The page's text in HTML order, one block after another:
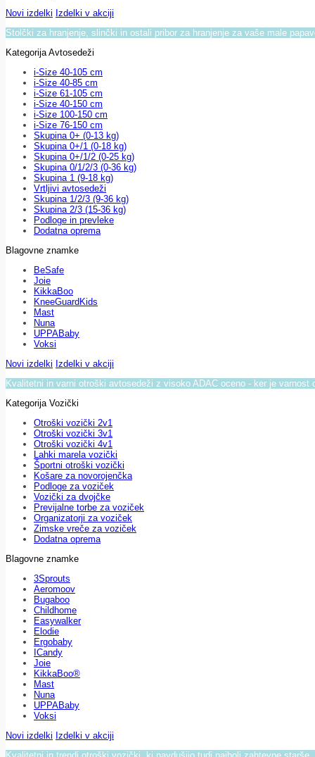
Novi izdelki Izdelki v akciji
Stolčki za hranjenje, slinčki in ostali pribor za hranjenje za vaše male
Kategorija Avtosedeži
i-Size 40-105 cm
i-Size 40-85 cm
i-Size 61-105 cm
i-Size 40-150 cm
i-Size 100-150 cm
i-Size 76-150 cm
Skupina 0+ (0-13 kg)
Skupina 0+/1 (0-18 kg)
Skupina 0+/1/2 (0-25 kg)
Skupina 0/1/2/3 (0-36 kg)
Skupina 1 (9-18 kg)
Vrtljivi avtosedeži
Skupina 1/2/3 (9-36 kg)
Skupina 2/3 (15-36 kg)
Podloge in prevleke
Dodatna oprema
Blagovne znamke
BeSafe
Joie
KikkaBoo
KneeGuardKids
Mast
Nuna
UPPABaby
Voksi
Novi izdelki Izdelki v akciji
Kvalitetni in varni otroški avtosedeži z visoko ADAC oceno - ker je varnost
Kategorija Vozički
Otroški vozički 2v1
Otroški vozički 3v1
Otroški vozički 4v1
Lahki marela vozički
Športni otroški vozički
Košare za novorojenčka
Podloge za voziček
Vozički za dvojčke
Previjalne torbe za voziček
Organizatorji za voziček
Zimske vreče za voziček
Dodatna oprema
Blagovne znamke
3Sprouts
Aeromoov
Bugaboo
Childhome
Easywalker
Elodie
Ergobaby
ICandy
Joie
KikkaBoo®
Mast
Nuna
UPPABaby
Voksi
Novi izdelki Izdelki v akciji